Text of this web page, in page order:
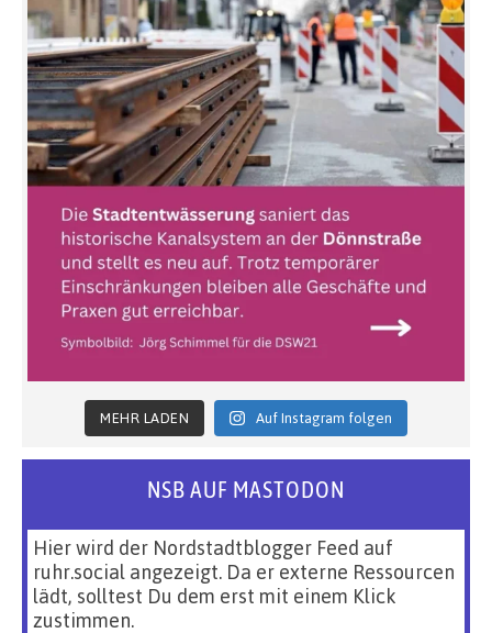
MEHR LADEN Auf Instagram folgen
NSB AUF MASTODON
Hier wird der Nordstadtblogger Feed auf
ruhr.social angezeigt. Da er externe Ressourcen
lädt, solltest Du dem erst mit einem Klick
zustimmen.